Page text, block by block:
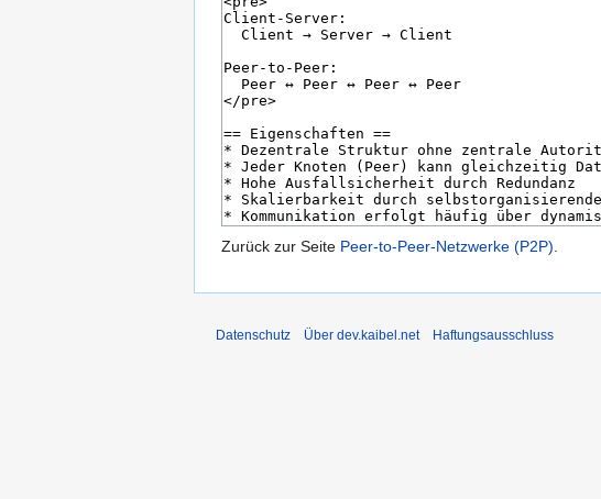
Zurück zur Seite Peer-to-Peer-Netzwerke (P2P)
Datenschutz Über dev.kaibel.net Haftungsausschluss